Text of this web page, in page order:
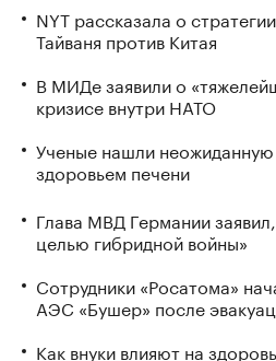
NYT рассказала о
Тайваня против Китая
В МИДе заявили о
кризисе внутри НАТО
Ученые нашли
здоровьем печени
Глава МВД Германии
целью гибридной войны»
Сотрудники «Росатома»
АЭС «Бушер» после
Как внуки влияют на